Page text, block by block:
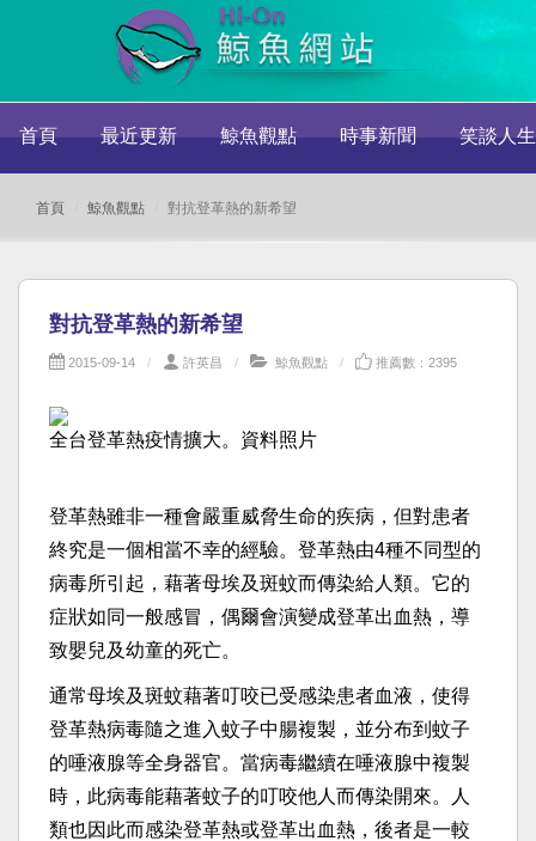
首頁 最近更新 鯨魚觀點 時事新聞 笑談人生
首頁 鯨魚觀點 對抗登革熱的新希望
對抗登革熱的新希望
2015-09-14 許英昌 鯨魚觀點 推薦數：2395
全台登革熱疫情擴大。資料照片
登革熱雖非一種會嚴重威脅生命的疾病，但對患者
終究是一個相當不幸的經驗。登革熱由4種不同型的
病毒所引起，藉著母埃及斑蚊而傳染給人類。它的
症狀如同一般感冒，偶爾會演變成登革出血熱，導
致嬰兒及幼童的死亡。
通常母埃及斑蚊藉著叮咬已受感染患者血液，使得
登革熱病毒隨之進入蚊子中腸複製，並分布到蚊子
的唾液腺等全身器官。當病毒繼續在唾液腺中複製
時，此病毒能藉著蚊子的叮咬他人而傳染開來。人
類也因此而感染登革熱或登革出血熱，後者是一較